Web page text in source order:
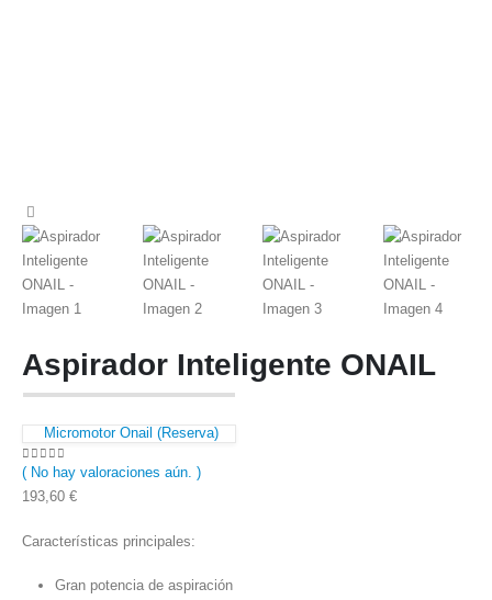
Aspirador Inteligente ONAIL
Micromotor Onail (Reserva)
0 out of 5
( No hay valoraciones aún. )
193,60 €
Características principales:
Gran potencia de aspiración